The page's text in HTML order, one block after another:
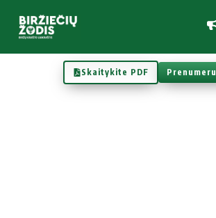
Skaitykite PDF